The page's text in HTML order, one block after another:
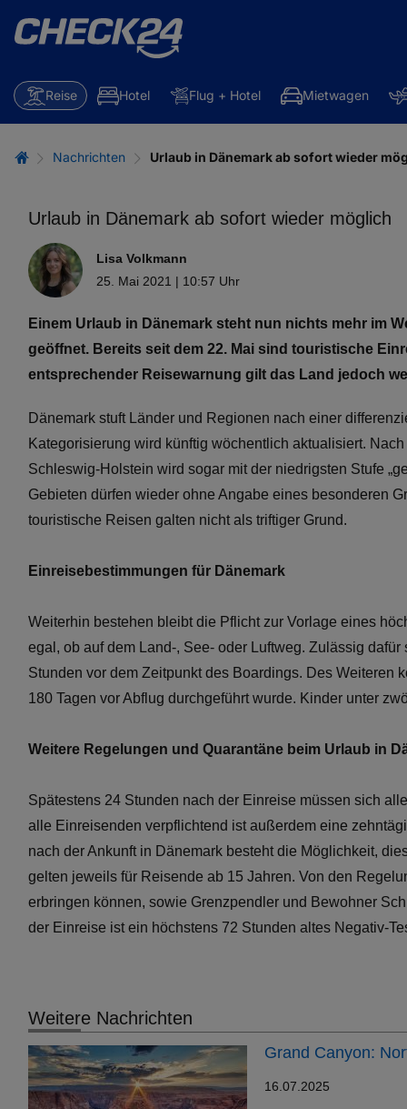
Reise Hotel Flug + Hotel Mietwagen
Nachrichten Urlaub in Dänemark ab sofort wieder
Urlaub in Dänemark ab sofort wieder möglich
Lisa Volkmann
25. Mai 2021 | 10:57 Uhr
Einem Urlaub in Dänemark steht nun nichts mehr im
geöffnet. Bereits seit dem 22. Mai sind touristische
entsprechender Reisewarnung gilt das Land jedoch
Dänemark stuft Länder und Regionen nach einer
Kategorisierung wird künftig wöchentlich aktualisiert.
Schleswig-Holstein wird sogar mit der niedrigsten Stufe
Gebieten dürfen wieder ohne Angabe eines besonderen
touristische Reisen galten nicht als triftiger Grund.
Einreisebestimmungen für Dänemark
Weiterhin bestehen bleibt die Pflicht zur Vorlage eines
egal, ob auf dem Land-, See- oder Luftweg. Zulässig
Stunden vor dem Zeitpunkt des Boardings. Des Weiteren
180 Tagen vor Abflug durchgeführt wurde. Kinder unter
Weitere Regelungen und Quarantäne beim Urlaub in
Spätestens 24 Stunden nach der Einreise müssen sich
alle Einreisenden verpflichtend ist außerdem eine
nach der Ankunft in Dänemark besteht die Möglichkeit,
gelten jeweils für Reisende ab 15 Jahren. Von den
erbringen können, sowie Grenzpendler und Bewohner
der Einreise ist ein höchstens 72 Stunden altes Negativ-
Weitere Nachrichten
Grand Canyon:
16.07.2025